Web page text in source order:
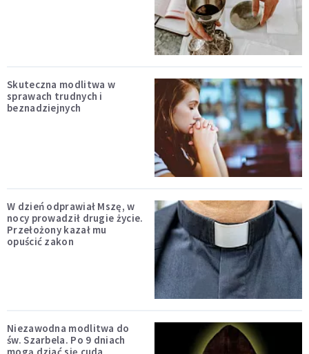
Skuteczna modlitwa w
sprawach trudnych i
beznadziejnych
W dzień odprawiał Mszę, w
nocy prowadził drugie życie.
Przełożony kazał mu
opuścić zakon
Niezawodna modlitwa do
św. Szarbela. Po 9 dniach
mogą dziać się cuda